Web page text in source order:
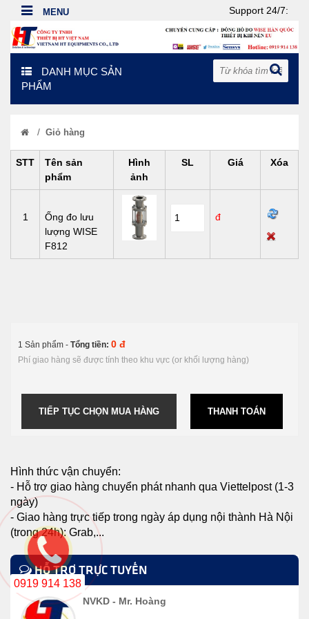
Support 24/7:
DANH MỤC SẢN
PHẨM
/ Giỏ hàng
STT
Tên sản
phẩm
Hình
ảnh
SL Giá Xóa
1
Ống đo lưu
lượng WISE
F812
đ
1 Sản phẩm - Tổng tiền: 0 đ
Phí giao hàng sẽ được tính theo khu vực (or khối lượng hàng)
THANH TOÁN
TIẾP TỤC CHỌN MUA HÀNG
Hình thức vận chuyển:
- Hỗ trợ giao hàng chuyển phát nhanh qua Viettelpost (1-3
ngày)
- Giao hàng trực tiếp trong ngày áp dụng nội thành Hà Nội
(trong 24h): Grab,...
HỖ TRỢ TRỰC TUYẾN
NVKD - Mr. Hoàng
0919 914 138